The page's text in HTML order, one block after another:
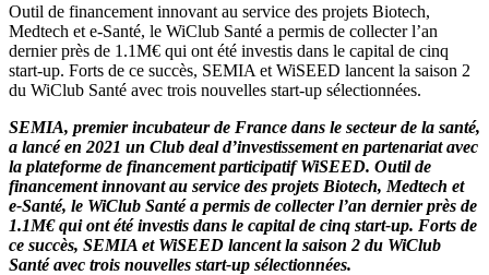
Outil de financement innovant au service des projets Biotech,
Medtech et e-Santé, le WiClub Santé a permis de collecter l’an
dernier près de 1.1M€ qui ont été investis dans le capital de cinq
start-up. Forts de ce succès, SEMIA et WiSEED lancent la saison 2
du WiClub Santé avec trois nouvelles start-up sélectionnées.
SEMIA, premier incubateur de France dans le secteur de la santé,
a lancé en 2021 un Club deal d’investissement en partenariat avec
la plateforme de financement participatif WiSEED. Outil de
financement innovant au service des projets Biotech, Medtech et
e-Santé, le WiClub Santé a permis de collecter l’an dernier près de
1.1M€ qui ont été investis dans le capital de cinq start-up. Forts de
ce succès, SEMIA et WiSEED lancent la saison 2 du WiClub
Santé avec trois nouvelles start-up sélectionnées.